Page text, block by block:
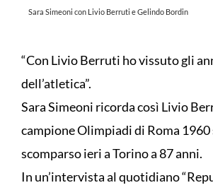
Sara Simeoni con Livio Berruti e Gelindo Bordin
“Con Livio Berruti ho vissuto gli
dell’atletica”.
Sara Simeoni ricorda così Livio
campione Olimpiadi di Roma
scomparso ieri a Torino a 87 anni.
In un’intervista al quotidiano